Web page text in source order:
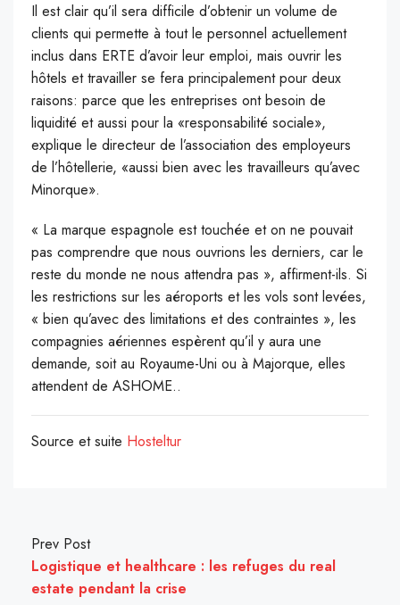
Il est clair qu’il sera difficile d’obtenir un volume de
clients qui permette à tout le personnel actuellement
inclus dans ERTE d’avoir leur emploi, mais ouvrir les
hôtels et travailler se fera principalement pour deux
raisons: parce que les entreprises ont besoin de
liquidité et aussi pour la «responsabilité sociale»,
explique le directeur de l’association des employeurs
de l’hôtellerie, «aussi bien avec les travailleurs qu’avec
Minorque».
« La marque espagnole est touchée et on ne pouvait
pas comprendre que nous ouvrions les derniers, car le
reste du monde ne nous attendra pas », affirment-ils. Si
les restrictions sur les aéroports et les vols sont levées,
« bien qu’avec des limitations et des contraintes », les
compagnies aériennes espèrent qu’il y aura une
demande, soit au Royaume-Uni ou à Majorque, elles
attendent de ASHOME..
Source et suite Hosteltur
Prev Post
Logistique et healthcare : les refuges du real
estate pendant la crise